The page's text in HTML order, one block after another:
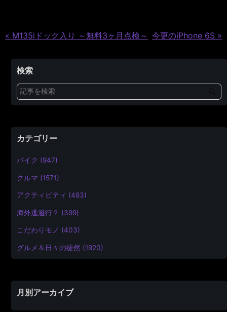
« M135iドック入り ～無料3ヶ月点検～ 今更のiPhone 6S »
検索
カテゴリー
バイク (947)
クルマ (1571)
アクティビティ (483)
海外逃避行？ (399)
こだわりモノ (403)
グルメ＆日々の徒然 (1920)
月別アーカイブ